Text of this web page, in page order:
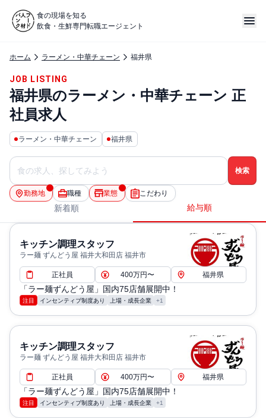
食の現場を知る
飲食・生鮮専門転職エージェント
ホーム ラーメン・中華チェーン 福井県
JOB LISTING
福井県のラーメン・中華チェーン 正
社員求人
ラーメン・中華チェーン 福井県
勤務地 職種 業態 こだわり
新着順 給与順
キッチン調理スタッフ
ラー麺 ずんどう屋 福井大和田店 福井市
正社員 400万円〜 福井県
「ラー麺ずんどう屋」国内75店舗展開中！
注目 インセンティブ制度あり 上場・成長企業 +1
キッチン調理スタッフ
ラー麺 ずんどう屋 福井大和田店 福井市
正社員 400万円〜 福井県
「ラー麺ずんどう屋」国内75店舗展開中！
注目 インセンティブ制度あり 上場・成長企業 +1